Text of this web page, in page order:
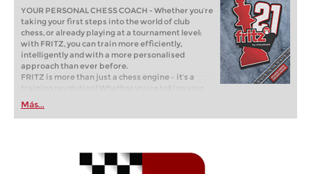
YOUR PERSONAL CHESS COACH - Whether you’re
taking your first steps into the world of club
chess, or already playing at a tournament level:
with FRITZ, you can train more efficiently,
intelligently and with a more personalised
approach than ever before.
FRITZ is more than just a chess engine – it’s a
training revolution! Whether you’re taking your
first steps into the world of club chess, or already
playing at a tournament level: with FRITZ, you can
train more efficiently, intelligently and with a
Más...